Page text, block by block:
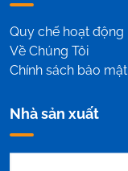
Quy chế hoạt động
Về Chúng Tôi
Chính sách bảo mật
Nhà sản xuất